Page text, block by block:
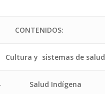
CONTENIDOS:
Cultura y sistemas de salud
Salud Indígena